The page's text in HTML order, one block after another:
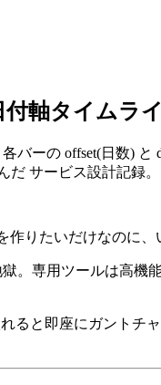
軸タイムラ
バーの offset(日数)
だ サービス設計記録。
りたいだけなのに、
。専用ツールは高
ると即座にガントチ